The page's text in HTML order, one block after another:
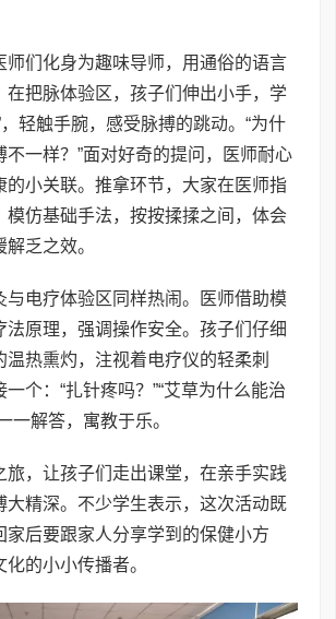
师们化身为趣味导师，用通俗的语言
在把脉体验区，孩子们伸出小手，学
，轻触手腕，感受脉搏的跳动。“为什
不一样？”面对好奇的提问，医师耐心
的小关联。推拿环节，大家在医师指
模仿基础手法，按按揉揉之间，体会
乏之效。
与电疗体验区同样热闹。医师借助模
法原理，强调操作安全。孩子们仔细
温热熏灼，注视着电疗仪的轻柔刺
个：“扎针疼吗？”“艾草为什么能治
解答，寓教于乐。
旅，让孩子们走出课堂，在亲手实践
大精深。不少学生表示，这次活动既
家后要跟家人分享学到的保健小方
的小小传播者。